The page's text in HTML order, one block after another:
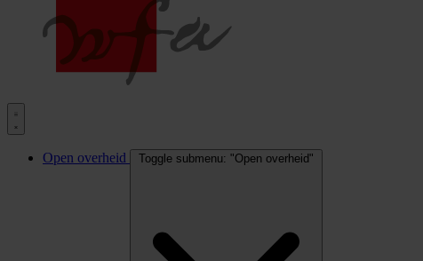
Open overheid Toggle submenu: "Open overheid"